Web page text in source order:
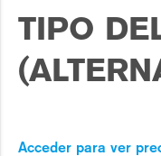
TIPO
Acceder para ver